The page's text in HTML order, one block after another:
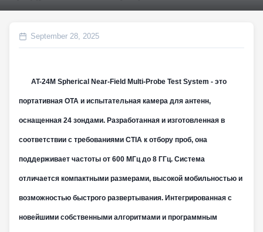
завода по производству радиочастотных
September 28, 2025
AT-24M Spherical Near-Field Multi-Probe Test System - это
портативная OTA и испытательная камера для антенн,
оснащенная 24 зондами. Разработанная и изготовленная в
соответствии с требованиями CTIA к отбору проб, она
поддерживает частоты от 600 МГц до 8 ГГц. Система
отличается компактными размерами, высокой мобильностью и
возможностью быстрого развертывания. Интегрированная с
новейшими собственными алгоритмами и программным